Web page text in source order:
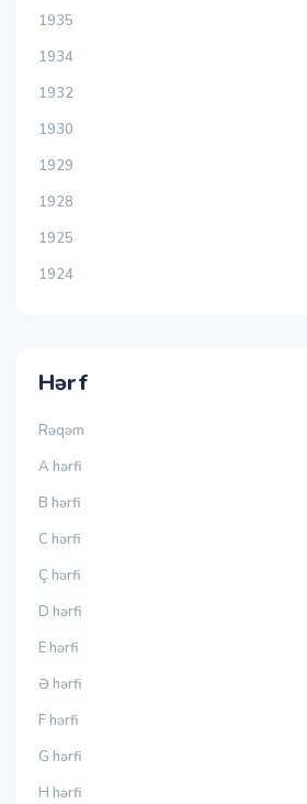
1935
1934
1932
1930
1929
1928
1925
1924
Hərf
Rəqəm
A hərfi
B hərfi
C hərfi
Ç hərfi
D hərfi
E hərfi
Ə hərfi
F hərfi
G hərfi
H hərfi